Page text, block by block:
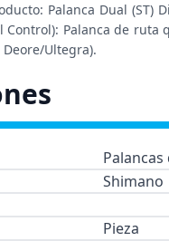
Palanca Dual (ST)
Control): Palanca de
Ultegra).
Palancas
Shimano
Pieza